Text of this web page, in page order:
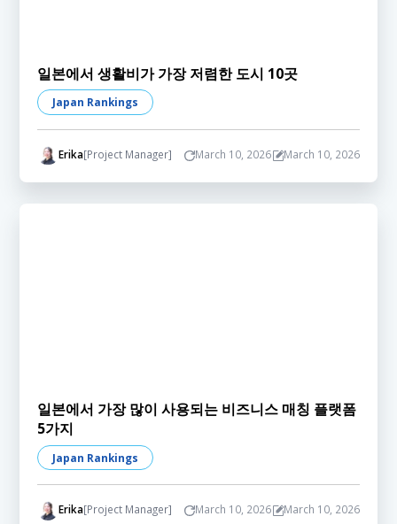
일본에서 생활비가 가장 저렴한 도시 10곳
Japan Rankings
Erika[Project Manager] March 10, 2026 March 10, 2026
일본에서 가장 많이 사용되는 비즈니스 매칭 플랫폼
5가지
Japan Rankings
Erika[Project Manager] March 10, 2026 March 10, 2026